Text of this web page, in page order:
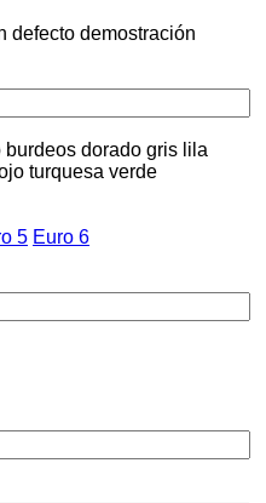
defecto demostración
burdeos dorado gris lila
turquesa verde
5 Euro 6